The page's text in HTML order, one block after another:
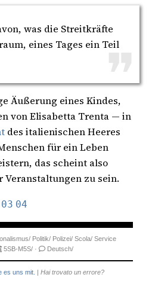
was die Streitkräfte
eines Tages ein Teil
Äußerung eines Kindes,
von Elisabetta Trenta — in
des italienischen Heeres
für ein Leben
das scheint also
Veranstaltungen zu sein.
03 04
Politik/ Polizei/ Scola/ Service
5SB-M5S/ · Deutsch/
es uns mit. | Hai trovato un errore?